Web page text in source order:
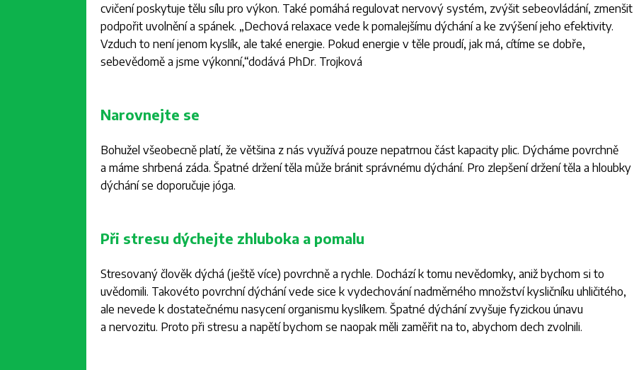
cvičení poskytuje tělu sílu pro výkon. Také pomáhá regulovat nervový systém, zvýšit sebeovládání, zmenšit
podpořit uvolnění a spánek. „Dechová relaxace vede k pomalejšímu dýchání a ke zvýšení jeho efektivity.
Vzduch to není jenom kyslík, ale také energie. Pokud energie v těle proudí, jak má, cítíme se dobře,
sebevědomě a jsme výkonní,“dodává PhDr. Trojková
Narovnejte se
Bohužel všeobecně platí, že většina z nás využívá pouze nepatrnou část kapacity plic. Dýcháme povrchně
a máme shrbená záda. Špatné držení těla může bránit správnému dýchání. Pro zlepšení držení těla a hloubky
dýchání se doporučuje jóga.
Při stresu dýchejte zhluboka a pomalu
Stresovaný člověk dýchá (ještě více) povrchně a rychle. Dochází k tomu nevědomky, aniž bychom si to
uvědomili. Takovéto povrchní dýchání vede sice k vydechování nadměrného množství kysličníku uhličitého,
ale nevede k dostatečnému nasycení organismu kyslíkem. Špatné dýchání zvyšuje fyzickou únavu
a nervozitu. Proto při stresu a napětí bychom se naopak měli zaměřit na to, abychom dech zvolnili.